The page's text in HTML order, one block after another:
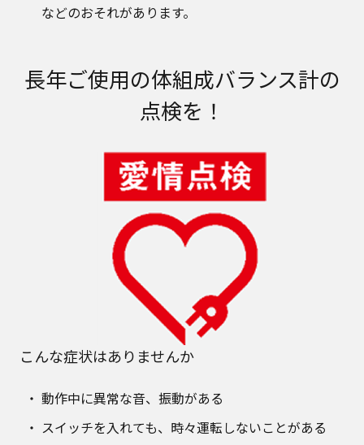
などのおそれがあります。
長年ご使用の体組成バランス計の
点検を！
こんな症状はありませんか
動作中に異常な音、振動がある
スイッチを入れても、時々運転しないことがある